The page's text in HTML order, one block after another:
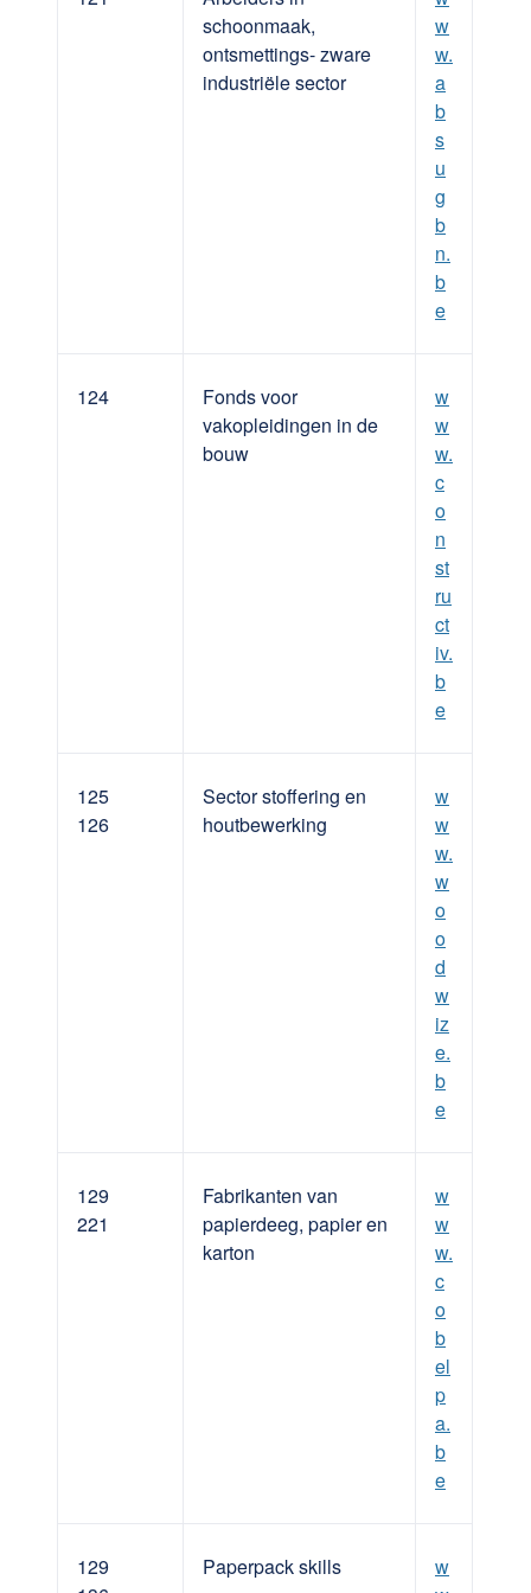
schoonmaak,
ontsmettings- zware
industriële sector
w
w.
a
b
s
u
g
b
n.
b
e
124
Fonds voor
vakopleidingen in de
bouw
w
w
w.
c
o
n
st
ru
ct
iv.
b
e
125
126
Sector stoffering en
houtbewerking
w
w
w.
w
o
o
d
w
iz
e.
b
e
129
221
Fabrikanten van
papierdeeg, papier en
karton
w
w
w.
c
o
b
el
p
a.
b
e
129
Paperpack skills
w